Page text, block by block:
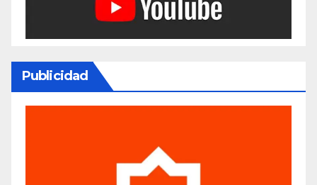
Publicidad